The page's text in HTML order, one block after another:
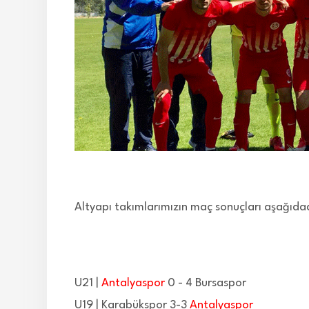
Altyapı takımlarımızın maç sonuçları
U21 | Antalyaspor 0 - 4 Bursaspor
U19 | Karabükspor 3-3 Antalyaspor